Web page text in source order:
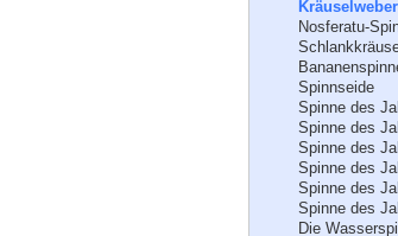
Nosferatu-
Spinnseide
Spinne des
Spinne des
Spinne des
Spinne des
Spinne des
Spinne des
Die